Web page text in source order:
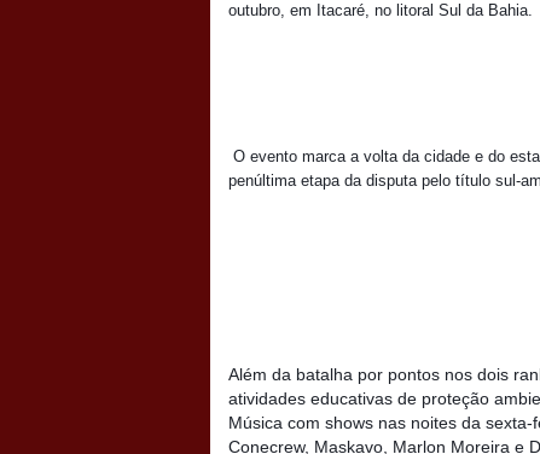
outubro, em Itacaré, no litoral Sul da Bahia.
O evento marca a volta da cidade e do
penúltima etapa da disputa pelo título sul-
Além da batalha por pontos nos dois
atividades educativas de proteção
Música com shows nas noites da
Conecrew, Maskavo, Marlon Moreira e